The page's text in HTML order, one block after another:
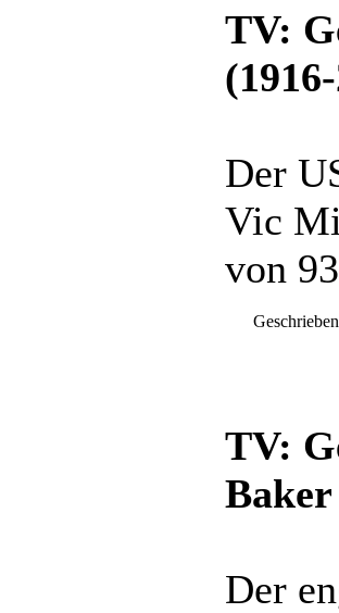
TV:
Der
Vic
von
TV:
Baker
Der